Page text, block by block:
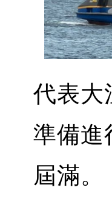
代表大
準備進
屆滿。